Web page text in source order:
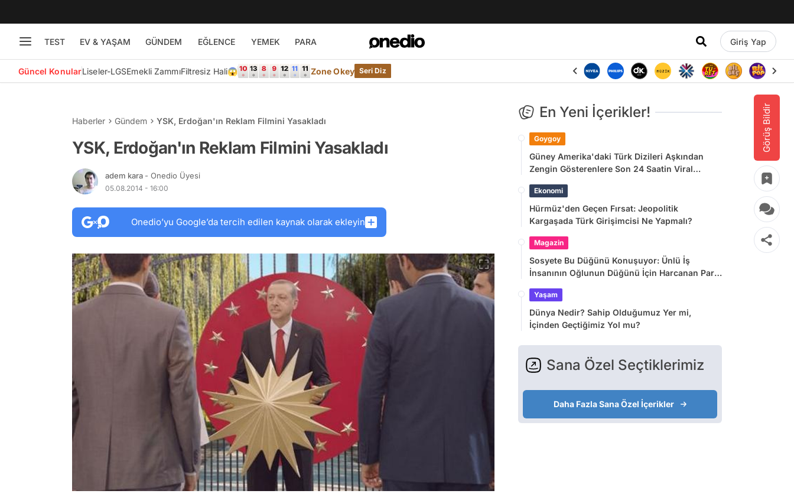
TEST EV & YAŞAM GÜNDEM EĞLENCE YEMEK PARA Giriş Yap
Güncel KonularLiseler-LGSEmekli ZammıFiltresiz Hali😱 Zone Okey Seri Diz
Görüş Bildir
Haberler Gündem YSK, Erdoğan'ın Reklam Filmini Yasakladı
YSK, Erdoğan'ın Reklam Filmini Yasakladı
adem kara - Onedio Üyesi
05.08.2014 - 16:00
Onedio’yu Google’da tercih edilen kaynak olarak ekleyin
En Yeni İçerikler!
Goygoy
Güney Amerika'daki Türk Dizileri Aşkından
Zengin Gösterenlere Son 24 Saatin Viral
Ekonomi
Hürmüz'den Geçen Fırsat: Jeopolitik
Kargaşada Türk Girişimcisi Ne Yapmalı?
Magazin
Sosyete Bu Düğünü Konuşuyor: Ünlü İş
İnsanının Oğlunun Düğünü İçin Harcanan Para
Yaşam
Dünya Nedir? Sahip Olduğumuz Yer mi,
İçinden Geçtiğimiz Yol mu?
Sana Özel Seçtiklerimiz
Daha Fazla Sana Özel İçerikler